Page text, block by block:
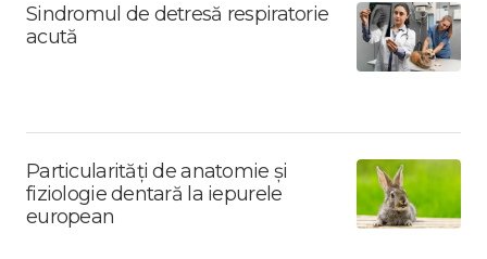
Sindromul de detresă respiratorie
acută
Particularități de anatomie și
fiziologie dentară la iepurele
european